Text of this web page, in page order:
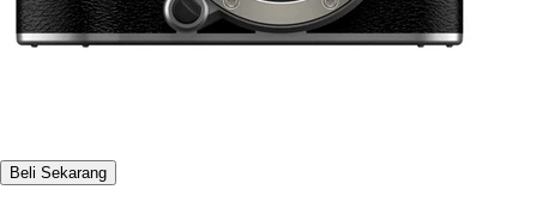
Beli Sekarang